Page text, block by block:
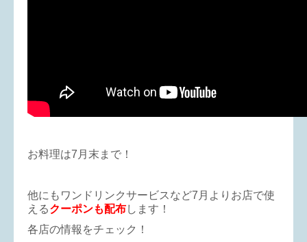
お料理は7月末まで！
他にもワンドリンクサービスなど7月よりお店で使
えるクーポンも配布します！
各店の情報をチェック！